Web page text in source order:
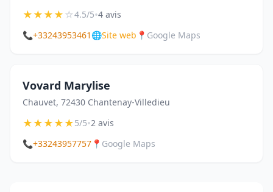
★★★★☆4.5/5•4 avis
📞+33243953461 🌐Site web 📍 Google Maps
Vovard Marylise
Chauvet, 72430 Chantenay-Villedieu
★★★★★5/5•2 avis
📞+33243957757 📍 Google Maps